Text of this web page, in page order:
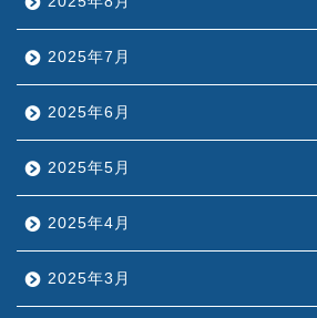
2025年7月
2025年6月
2025年5月
2025年4月
2025年3月